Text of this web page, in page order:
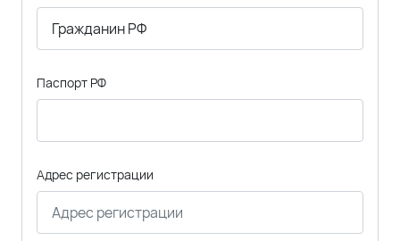
Паспорт РФ
Адрес регистрации